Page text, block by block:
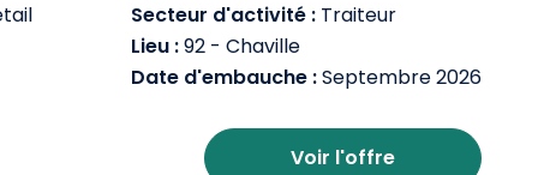
Secteur d'activité : Traiteur
Lieu :92 - Chaville
Date d'embauche :Septembre 2026
Voir l'offre